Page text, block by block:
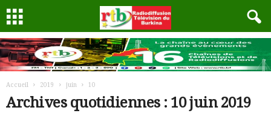
Accueil 2019 juin 10
Archives quotidiennes : 10 juin 2019